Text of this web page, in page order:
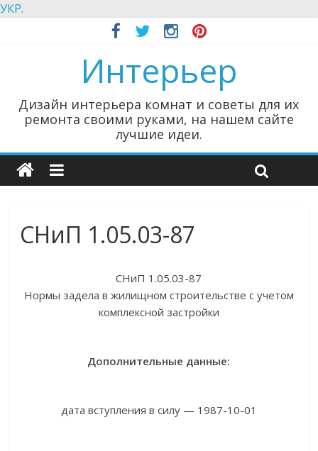
УКР.
Интерьер
Дизайн интерьера комнат и советы для их
ремонта своими руками, на нашем сайте
лучшие идеи.
СНиП 1.05.03-87
СНиП 1.05.03-87
Нормы задела в жилищном строительстве с учетом
комплексной застройки
Дополнительные данные:
дата вступления в силу — 1987-10-01